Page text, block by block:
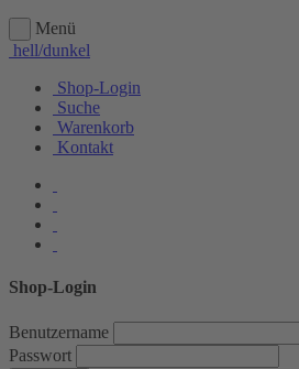
Menü
hell/dunkel
Shop-Login
Suche
Warenkorb
Kontakt
Shop-Login
Benutzername
Passwort